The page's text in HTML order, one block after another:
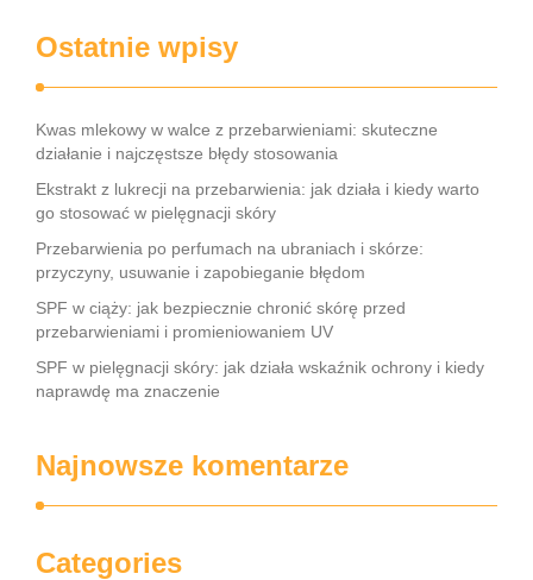
Ostatnie wpisy
Kwas mlekowy w walce z przebarwieniami: skuteczne
działanie i najczęstsze błędy stosowania
Ekstrakt z lukrecji na przebarwienia: jak działa i kiedy warto
go stosować w pielęgnacji skóry
Przebarwienia po perfumach na ubraniach i skórze:
przyczyny, usuwanie i zapobieganie błędom
SPF w ciąży: jak bezpiecznie chronić skórę przed
przebarwieniami i promieniowaniem UV
SPF w pielęgnacji skóry: jak działa wskaźnik ochrony i kiedy
naprawdę ma znaczenie
Najnowsze komentarze
Categories